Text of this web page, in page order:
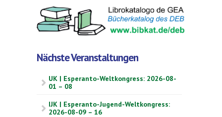
Nächste Veranstaltungen
UK | Esperanto-Weltkongress: 2026-08-
01 – 08
IJK | Esperanto-Jugend-Weltkongress:
2026-08-09 – 16